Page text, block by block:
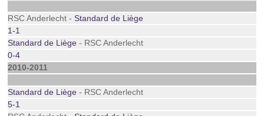
RSC Anderlecht -Standard de Liège
1-1
Standard de Liège - RSC Anderlecht
0-4
2010-2011
Standard de Liège - RSC Anderlecht
5-1